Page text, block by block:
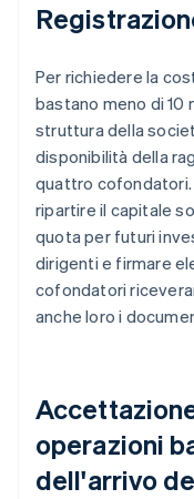
Per richiedere la
bastano meno di 10
struttura della
disponibilità della
quattro cofondatori.
ripartire il capitale
quota per futuri
dirigenti e firmare
cofondatori
anche loro i
operazioni
dell'arrivo